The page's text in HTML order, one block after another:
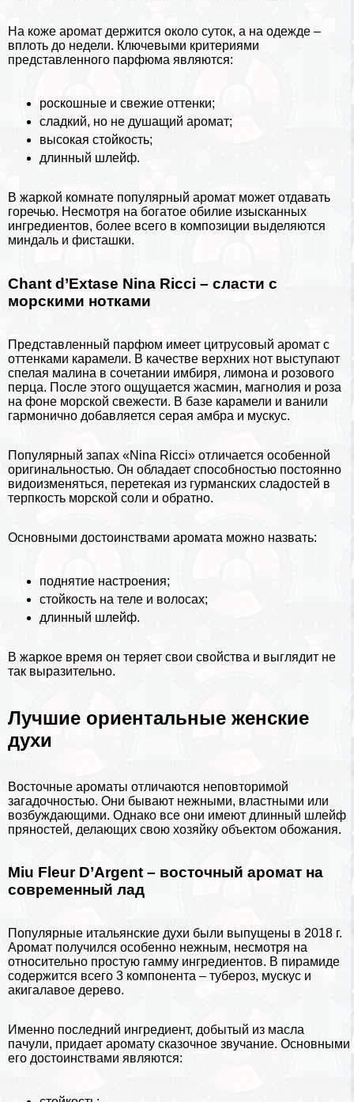
На коже аромат держится около суток, а на одежде –
вплоть до недели. Ключевыми критериями
представленного парфюма являются:
роскошные и свежие оттенки;
сладкий, но не душащий аромат;
высокая стойкость;
длинный шлейф.
В жаркой комнате популярный аромат может отдавать
горечью. Несмотря на богатое обилие изысканных
ингредиентов, более всего в композиции выделяются
миндаль и фисташки.
Chant d’Extase Nina Ricci – сласти с
морскими нотками
Представленный парфюм имеет цитрусовый аромат с
оттенками карамели. В качестве верхних нот выступают
спелая малина в сочетании имбиря, лимона и розового
перца. После этого ощущается жасмин, магнолия и роза
на фоне морской свежести. В базе карамели и ванили
гармонично добавляется серая амбра и мускус.
Популярный запах «Nina Ricci» отличается особенной
оригинальностью. Он обладает способностью постоянно
видоизменяться, перетекая из гурманских сладостей в
терпкость морской соли и обратно.
Основными достоинствами аромата можно назвать:
поднятие настроения;
стойкость на теле и волосах;
длинный шлейф.
В жаркое время он теряет свои свойства и выглядит не
так выразительно.
Лучшие ориентальные женские
духи
Восточные ароматы отличаются неповторимой
загадочностью. Они бывают нежными, властными или
возбуждающими. Однако все они имеют длинный шлейф
пряностей, делающих свою хозяйку объектом обожания.
Miu Fleur D’Argent – восточный аромат на
современный лад
Популярные итальянские духи были выпущены в 2018 г.
Аромат получился особенно нежным, несмотря на
относительно простую гамму ингредиентов. В пирамиде
содержится всего 3 компонента – тубероз, мускус и
акигалавое дерево.
Именно последний ингредиент, добытый из масла
пачули, придает аромату сказочное звучание. Основными
его достоинствами являются: